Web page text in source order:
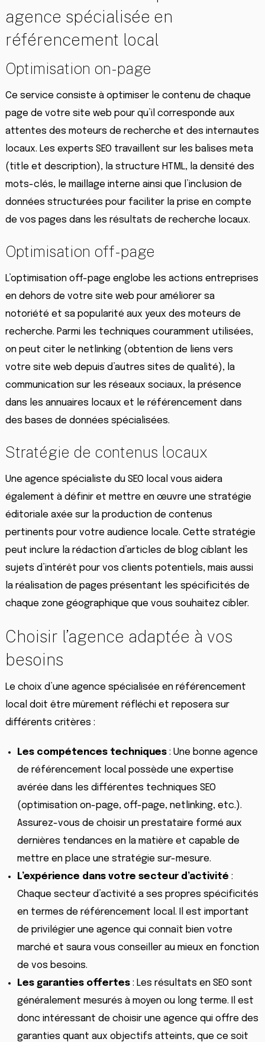
agence spécialisée en
référencement local
Optimisation on-page
Ce service consiste à optimiser le contenu de chaque
page de votre site web pour qu’il corresponde aux
attentes des moteurs de recherche et des internautes
locaux. Les experts SEO travaillent sur les balises meta
(title et description), la structure HTML, la densité des
mots-clés, le maillage interne ainsi que l’inclusion de
données structurées pour faciliter la prise en compte
de vos pages dans les résultats de recherche locaux.
Optimisation off-page
L’optimisation off-page englobe les actions entreprises
en dehors de votre site web pour améliorer sa
notoriété et sa popularité aux yeux des moteurs de
recherche. Parmi les techniques couramment utilisées,
on peut citer le netlinking (obtention de liens vers
votre site web depuis d’autres sites de qualité), la
communication sur les réseaux sociaux, la présence
dans les annuaires locaux et le référencement dans
des bases de données spécialisées.
Stratégie de contenus locaux
Une agence spécialiste du SEO local vous aidera
également à définir et mettre en œuvre une stratégie
éditoriale axée sur la production de contenus
pertinents pour votre audience locale. Cette stratégie
peut inclure la rédaction d’articles de blog ciblant les
sujets d’intérêt pour vos clients potentiels, mais aussi
la réalisation de pages présentant les spécificités de
chaque zone géographique que vous souhaitez cibler.
Choisir l’agence adaptée à vos
besoins
Le choix d’une agence spécialisée en référencement
local doit être mûrement réfléchi et reposera sur
différents critères :
Les compétences techniques: Une bonne agence
de référencement local possède une expertise
avérée dans les différentes techniques SEO
(optimisation on-page, off-page, netlinking, etc.).
Assurez-vous de choisir un prestataire formé aux
dernières tendances en la matière et capable de
mettre en place une stratégie sur-mesure.
L’expérience dans votre secteur d’activité :
Chaque secteur d’activité a ses propres spécificités
en termes de référencement local. Il est important
de privilégier une agence qui connaît bien votre
marché et saura vous conseiller au mieux en fonction
de vos besoins.
Les garanties offertes: Les résultats en SEO sont
généralement mesurés à moyen ou long terme. Il est
donc intéressant de choisir une agence qui offre des
garanties quant aux objectifs atteints, que ce soit